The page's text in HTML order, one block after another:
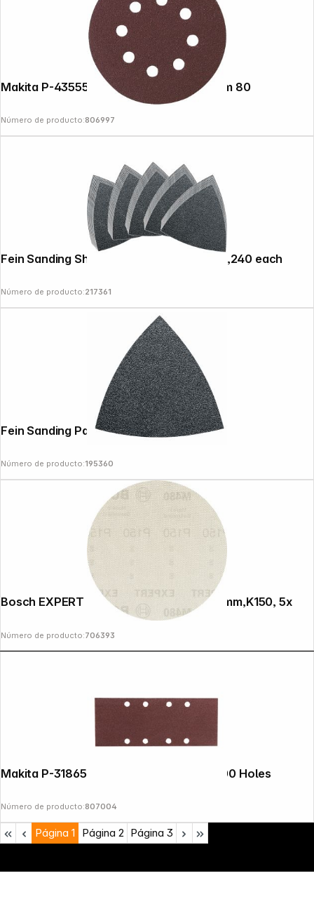
Makita P-43555 Sandpaper Velcro 125mm 80
Número de producto:806997
Fein Sanding Sheet Set 10x60,80,120,180,240 each
Número de producto:217361
Fein Sanding Pad Triangle 100 VE50
Número de producto:195360
Bosch EXPERT Sandings Nets M480,125mm,K150, 5x
Número de producto:706393
Makita P-31865 Sandpaper 93x230mm 100 Holes
Número de producto:807004
Página 1 Página 2 Página 3
Copyright © 2000 - 2026 DIFOX. All rights reserved.